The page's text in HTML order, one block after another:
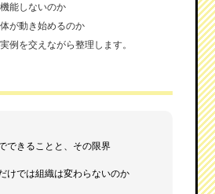
能しないのか
が動き始めるのか
例を交えながら整理します。
できることと、その限界
けでは組織は変わらないのか